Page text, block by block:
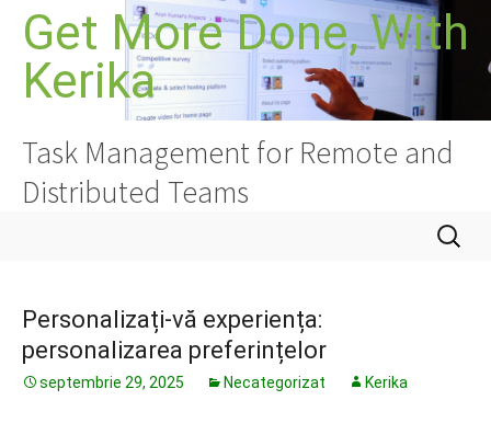
conținut
Get More Done, With
Kerika
Task Management for Remote and
Distributed Teams
Caută
după:
Personalizați-vă experiența:
personalizarea preferințelor
septembrie 29, 2025 Necategorizat Kerika